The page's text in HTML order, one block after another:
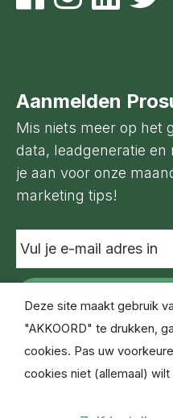
Aanmelden
Mis niets meer op het
data, leadgeneratie
je aan voor onze
marketing tips!
Vul
je
e-
mail
adres
in
© Copyright Prosu
Deze site maakt gebruik
"AKKOORD" te drukken,
cookies. Pas uw
cookies niet (allemaal)